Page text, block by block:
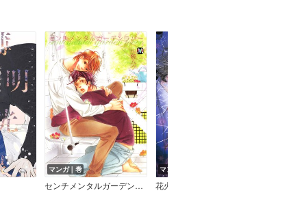
マンガ｜巻
センチメンタルガーデンラバー
マンガ｜巻
花火はもう上がってる